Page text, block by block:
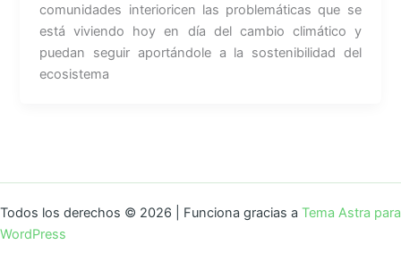
comunidades interioricen las problemáticas que se
está viviendo hoy en día del cambio climático y
puedan seguir aportándole a la sostenibilidad del
ecosistema
Todos los derechos © 2026 | Funciona gracias a Tema Astra para
WordPress